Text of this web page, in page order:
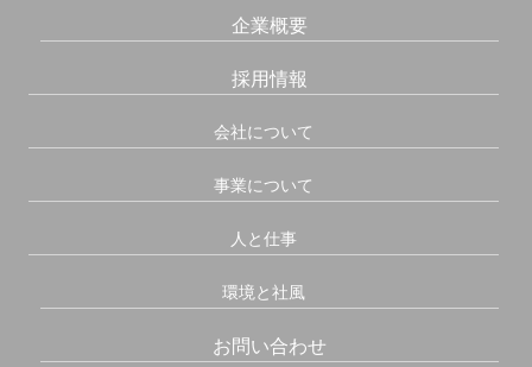
企業概要
採用情報
会社について
事業について
人と仕事
環境と社風
お問い合わせ